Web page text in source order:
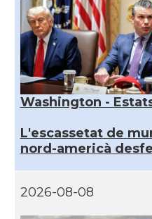
Washington -
L'escassetat de
nord-americà
2026-08-08